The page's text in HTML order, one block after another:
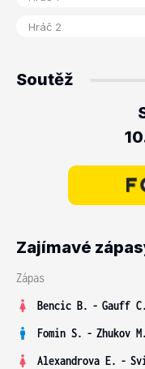
Soutěž
Zajímavé
Zápas
Bencic B. - Gauff C.
Fomin S. - Zhukov M.
Alexandrova E. -